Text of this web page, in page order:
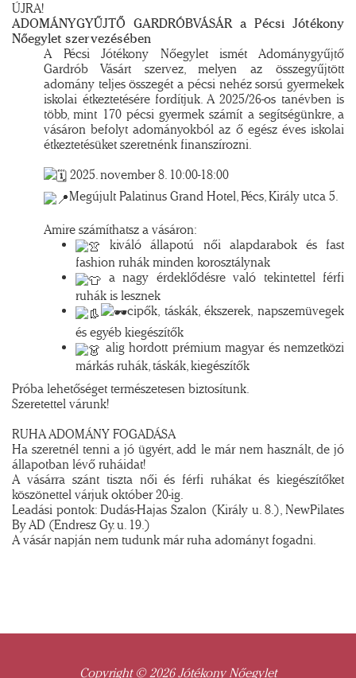
ÚJRA!
ADOMÁNYGYŰJTŐ GARDRÓBVÁSÁR a Pécsi Jótékony
Nőegylet szervezésében
A Pécsi Jótékony Nőegylet ismét Adománygyűjtő
Gardrób Vásárt szervez, melyen az összegyűjtött
adomány teljes összegét a pécsi nehéz sorsú gyermekek
iskolai étkeztetésére fordítjuk. A 2025/26-os tanévben is
több, mint 170 pécsi gyermek számít a segítségünkre, a
vásáron befolyt adományokból az ő egész éves iskolai
étkeztetésüket szeretnénk finanszírozni.
2025. november 8. 10:00-18:00
Megújult Palatinus Grand Hotel, Pécs, Király utca 5.
Amire számíthatsz a vásáron:
kiváló állapotú női alapdarabok és fast
fashion ruhák minden korosztálynak
a nagy érdeklődésre való tekintettel férfi
ruhák is lesznek
cipők, táskák, ékszerek, napszemüvegek
és egyéb kiegészítők
alig hordott prémium magyar és nemzetközi
márkás ruhák, táskák, kiegészítők
Próba lehetőséget természetesen biztosítunk.
Szeretettel várunk!
RUHA ADOMÁNY FOGADÁSA
Ha szeretnél tenni a jó ügyért, add le már nem használt, de jó
állapotban lévő ruháidat!
A vásárra szánt tiszta női és férfi ruhákat és kiegészítőket
köszönettel várjuk október 20-ig.
Leadási pontok: Dudás-Hajas Szalon (Király u. 8.), NewPilates
By AD (Endresz Gy. u. 19.)
A vásár napján nem tudunk már ruha adományt fogadni.
Copyright © 2026 Jótékony Nőegylet